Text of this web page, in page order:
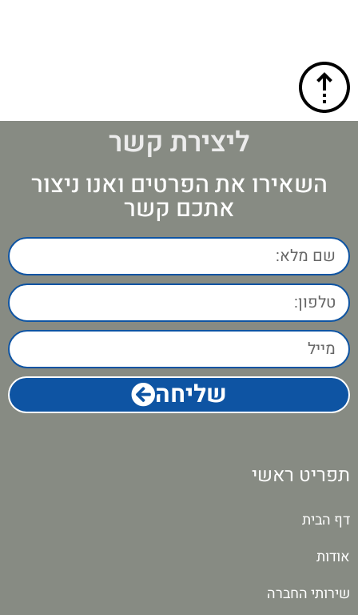
ליצירת קשר
השאירו את הפרטים ואנו ניצור
אתכם קשר
שליחה
תפריט ראשי
דף הבית
אודות
שירותי החברה